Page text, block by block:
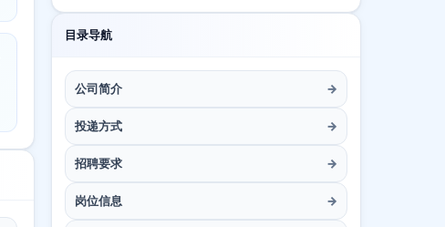
目录导航
公司简介 →
投递方式 →
招聘要求 →
岗位信息 →